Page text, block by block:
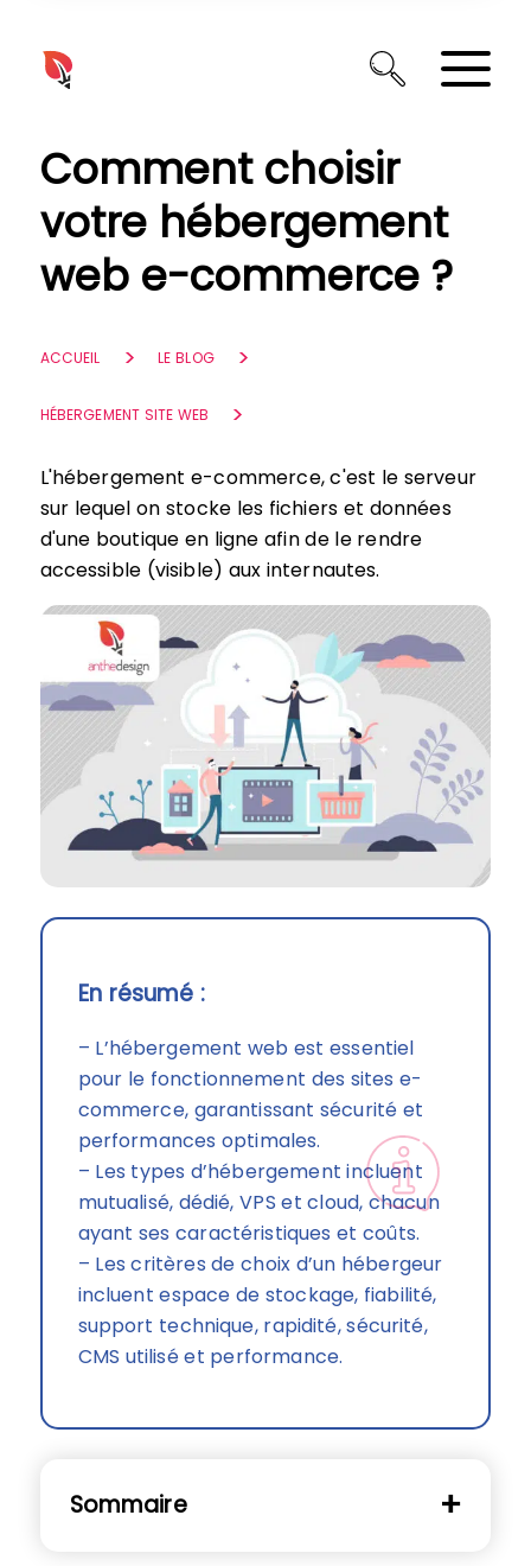
Comment choisir
votre hébergement
web e-commerce ?
ACCUEIL LE BLOG
HÉBERGEMENT SITE WEB
L'hébergement e-commerce, c'est le serveur
sur lequel on stocke les fichiers et données
d'une boutique en ligne afin de le rendre
accessible (visible) aux internautes.
En résumé :
– L’hébergement web est essentiel
pour le fonctionnement des sites e-
commerce, garantissant sécurité et
performances optimales.
– Les types d’hébergement incluent
mutualisé, dédié, VPS et cloud, chacun
ayant ses caractéristiques et coûts.
– Les critères de choix d’un hébergeur
incluent espace de stockage, fiabilité,
support technique, rapidité, sécurité,
CMS utilisé et performance.
Sommaire